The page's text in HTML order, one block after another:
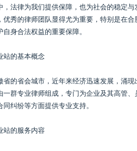
，法律为我们提供保障，也为社会的稳定
优秀的律师团队显得尤为重要，特别是在
自身合法权益的重要保障。
站的基本概念
省的省会城市，近年来经济迅速发展，涌
一群专业律师组成，专门为企业及其高管
同纠纷等方面提供专业支持。
站的服务内容
影体验